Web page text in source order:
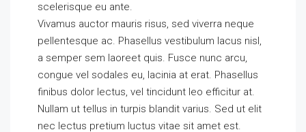
scelerisque eu ante.
Vivamus auctor mauris risus, sed viverra neque
pellentesque ac. Phasellus vestibulum lacus nisl,
a semper sem laoreet quis. Fusce nunc arcu,
congue vel sodales eu, lacinia at erat. Phasellus
finibus dolor lectus, vel tincidunt leo efficitur at.
Nullam ut tellus in turpis blandit varius. Sed ut elit
nec lectus pretium luctus vitae sit amet est.